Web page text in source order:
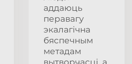
аддаюць
перавагу
экалагічна
бяспечным
метадам
вытворчасці, а